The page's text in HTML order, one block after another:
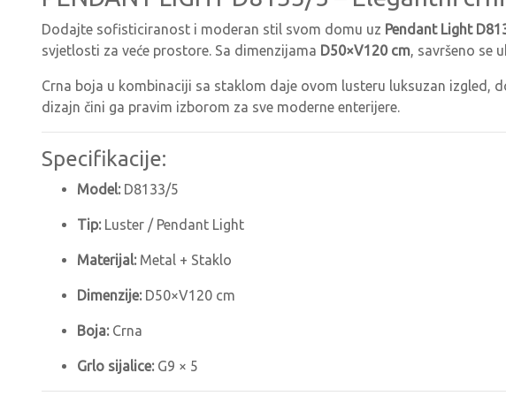
Dodajte sofisticiranost i moderan stil svom domu uz Pendant Light
svjetlosti za veće prostore. Sa dimenzijama D50×V120 cm, savršeno se
Crna boja u kombinaciji sa staklom daje ovom lusteru luksuzan izgled,
dizajn čini ga pravim izborom za sve moderne enterijere.
Specifikacije:
Model:D8133/5
Tip:Luster / Pendant Light
Materijal:Metal + Staklo
Dimenzije:D50×V120 cm
Boja:Crna
Grlo sijalice:G9 × 5